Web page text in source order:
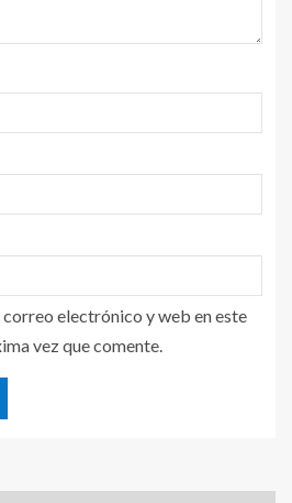
electrónico y web en este
vez que comente.